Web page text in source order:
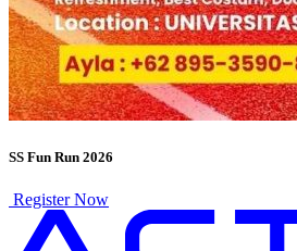
SS Fun Run 2026
Register Now